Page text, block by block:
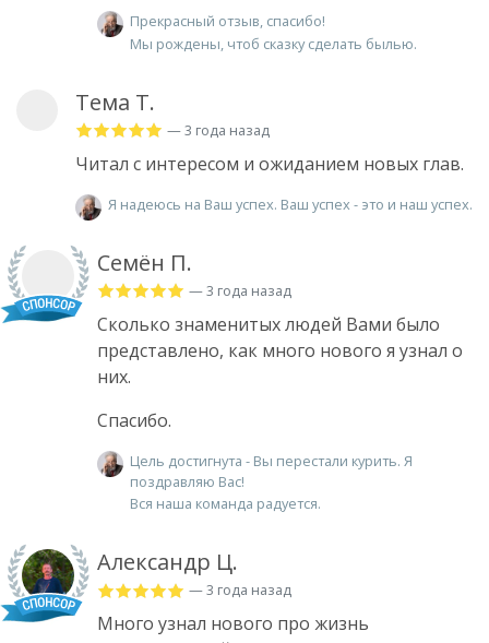
Прекрасный отзыв, спасибо!
Мы рождены, чтоб сказку сделать былью.
Тема Т.
— 3 года назад
Читал с интересом и ожиданием новых глав.
Я надеюсь на Ваш успех. Ваш успех - это и наш успех.
Семён П.
— 3 года назад
Сколько знаменитых людей Вами было
представлено, как много нового я узнал о
них.
Спасибо.
Цель достигнута - Вы перестали курить. Я
поздравляю Вас!
Вся наша команда радуется.
Александр Ц.
— 3 года назад
Много узнал нового про жизнь